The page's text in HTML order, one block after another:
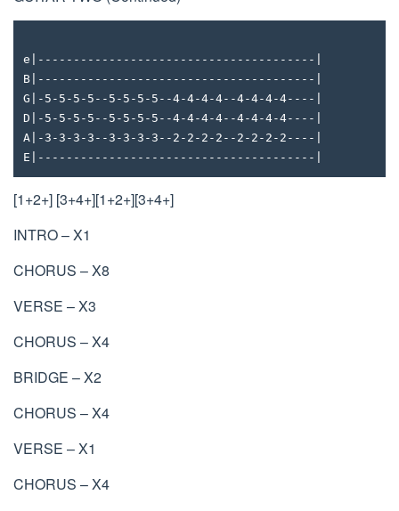
e|---------------------------------------|
B|---------------------------------------|
G|-5-5-5-5--5-5-5-5--4-4-4-4--4-4-4-4----|
D|-5-5-5-5--5-5-5-5--4-4-4-4--4-4-4-4----|
A|-3-3-3-3--3-3-3-3--2-2-2-2--2-2-2-2----|
E|---------------------------------------|
[1+2+] [3+4+][1+2+][3+4+]
INTRO – X1
CHORUS – X8
VERSE – X3
CHORUS – X4
BRIDGE – X2
CHORUS – X4
VERSE – X1
CHORUS – X4